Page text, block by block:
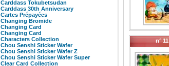
Carddass Tokubetsudan
Carddass 30th Anniversary
Cartes Prépayées
Changing Bromide
Changing Card
Changing Card
Characters Collection
Chou Senshi Sticker Wafer
Chou Senshi Sticker Wafer Z
Chou Senshi Sticker Wafer Super
Clear Card Collection
n° 11